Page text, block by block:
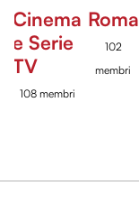
Cinema
e Serie
TV
108 membri
Roma
102
membri